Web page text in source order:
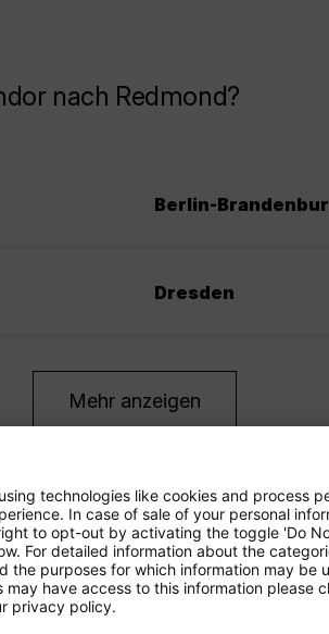
nach Redmond?
Berlin-
Dresden
Mehr anzeigen
Starten Sie von Ihrem